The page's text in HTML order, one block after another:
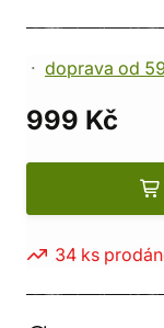
doprava od
999 Kč
34 ks